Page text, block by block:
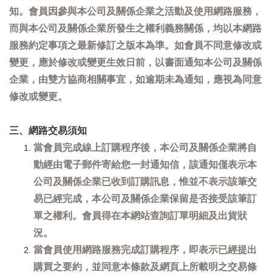
知。會員因參與本公司及關係企業之活動及使用網路服務，
而與本公司及關係企業所發生之權利義務關係，均以本網路
服務約定事項之最新修訂之版本為準。如會員不同意修改或
變更，應於修改或變更生效日前，以書面通知本公司及關係
企業，由雙方協商相關事宜，如逾期未為通知，應視為同意
修改或變更。
三、網路交易須知
當會員完成線上訂購程序後，本公司及關係企業將自
動經由電子郵件寄給您一封通知信，該通知僅表示本
公司及關係企業已收到訂購訊息，惟並不表示該筆交
易已經完成，本公司及關係企業保留是否接受該筆訂
單之權利。會員得在本網站查詢訂單明細及出貨狀
況。
當會員使用網路服務完成訂購程序，即表示已經提出
購買之要約，並同意本條款及網頁上所載明之交易條